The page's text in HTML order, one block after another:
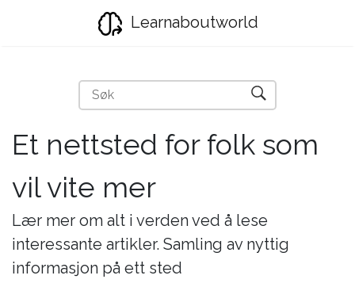
Learnaboutworld
Et nettsted for folk som
vil vite mer
Lær mer om alt i verden ved å lese
interessante artikler. Samling av nyttig
informasjon på ett sted